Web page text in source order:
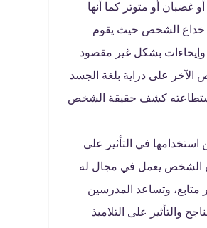
غضبان أو متوتر كما أنها
الشخص حيث يقوم
بشكل غير مقصود
الآخر على دراية بلغة الجسد
كشف حقيقة الشخص
استخدامها في التأثير على
الشخص يعمل في مجال له
وتساعد المدرسين
والتأثير على التلاميذ